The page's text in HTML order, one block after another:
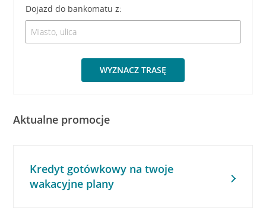
Dojazd do bankomatu z:
WYZNACZ TRASĘ
Aktualne promocje
Kredyt gotówkowy na twoje
wakacyjne plany